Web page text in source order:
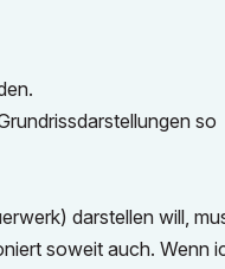
so
darstellen will,
soweit auch. Wenn